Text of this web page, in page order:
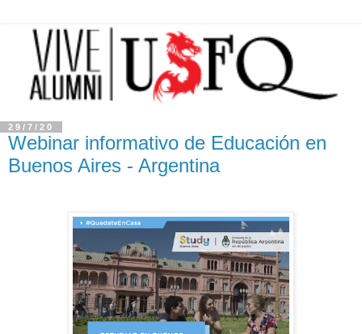
29/7/20
Webinar informativo de Educación en
Buenos Aires - Argentina